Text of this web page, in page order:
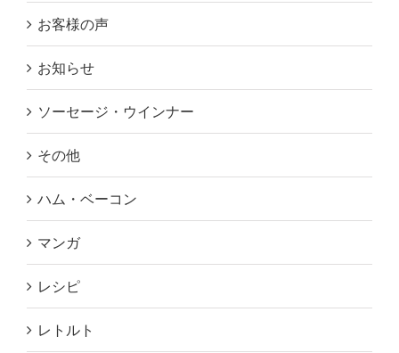
お客様の声
お知らせ
ソーセージ・ウインナー
その他
ハム・ベーコン
マンガ
レシピ
レトルト